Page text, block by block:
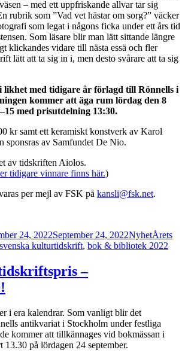
– med ett uppfriskande allvar tar sig
rubrik som ”Vad vet hästar om sorg?” väcker
som legat i någons ficka under ett års tid
Som läsare blir man lätt sittande längre
klickandes vidare till nästa essä och fler
lätt att ta sig in i, men desto svårare att ta sig
likhet med tidigare år förlagd till Rönnells i
kommer att äga rum lördag den 8
med prisutdelning 13:30.
kr samt ett keramiskt konstverk av Karol
sponsras av Samfundet De Nio.
av tidskriften Aiolos.
tidigare vinnare finns här.)
per mejl av FSK på kansli@fsk.net.
24, 2022September 24, 2022NyhetÅrets
kulturtidskrift, bok & bibliotek 2022
–
i era kalendrar. Som vanligt blir det
antikvariat i Stockholm under festliga
kommer att tillkännages vid bokmässan i
på lördagen 24 september.